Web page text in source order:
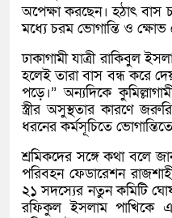
অপেক্ষা করছেন। হঠাৎ বাস
মধ্যে চরম ভোগান্তি ও ক্ষোভ
ঢাকাগামী যাত্রী রাকিবুল
হলেই তারা বাস বন্ধ করে
পড়ে।” অন্যদিকে
স্ত্রীর অসুস্থতার কারণে
ধরনের কর্মসূচিতে
শ্রমিকদের সঙ্গে কথা বলে
পরিবহন ফেডারেশন
২১ সদস্যের নতুন কমিটি
রফিকুল ইসলাম পাখিকে